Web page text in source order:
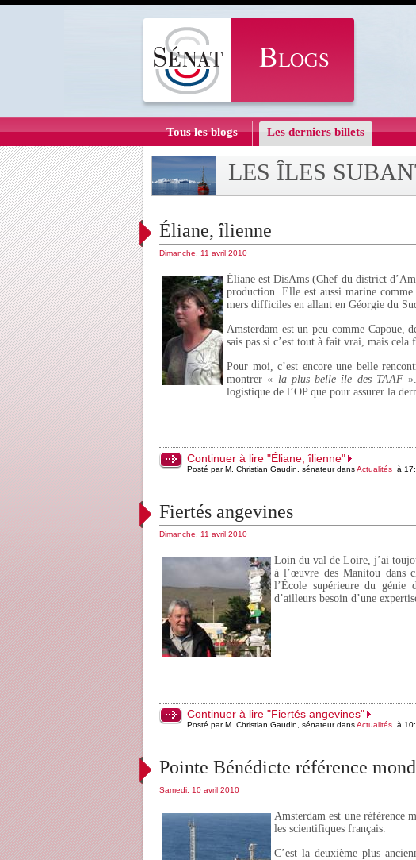
Tous les blogs Les derniers billets
LES ÎLES
Éliane, îlienne
Dimanche, 11 avril 2010
Éliane est DisAms (Chef du district
production. Elle est aussi marine
mers difficiles en allant en Géorgie du
Amsterdam est un peu comme Capoue,
sais pas si c’est tout à fait vrai, mais cela
Pour moi, c’est encore une belle
montrer « la plus belle île des TAAF».
logistique de l’OP que pour assurer la
Continuer à lire "Éliane, îlienne"
Posté par M. Christian Gaudin, sénateur dansActualités à
Fiertés angevines
Dimanche, 11 avril 2010
Loin du val de Loire, j’ai
à l’œuvre des Manitou dans
l’École supérieure du génie
d’ailleurs besoin d’une
Continuer à lire "Fiertés angevines"
Posté par M. Christian Gaudin, sénateur dansActualités à
Pointe Bénédicte référence
Samedi, 10 avril 2010
Amsterdam est une référence
les scientifiques français.
C’est la deuxième plus